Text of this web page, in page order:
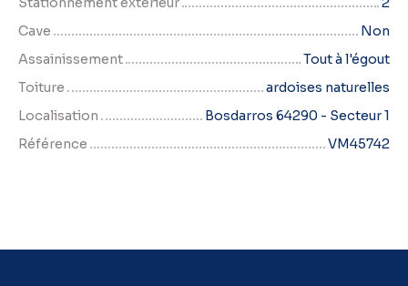
Cave
Non
Assainissement
Tout à l'égout
Toiture
ardoises naturelles
Localisation
Bosdarros 64290 - Secteur 1
Référence
VM45742